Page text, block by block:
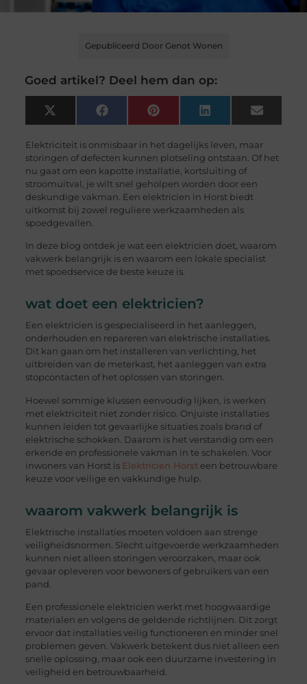
Gepubliceerd Door Genot Wonen
Goed artikel? Deel hem dan op:
X
(Twitter)
FacebookPinterest LinkedIn Email
Elektriciteit is onmisbaar in het dagelijks leven, maar
storingen of defecten kunnen plotseling ontstaan. Of het
nu gaat om een kapotte installatie, kortsluiting of
stroomuitval, je wilt snel geholpen worden door een
deskundige vakman. Een elektricien in Horst biedt
uitkomst bij zowel reguliere werkzaamheden als
spoedgevallen.
In deze blog ontdek je wat een elektricien doet, waarom
vakwerk belangrijk is en waarom een lokale specialist
met spoedservice de beste keuze is.
wat doet een elektricien?
Een elektricien is gespecialiseerd in het aanleggen,
onderhouden en repareren van elektrische installaties.
Dit kan gaan om het installeren van verlichting, het
uitbreiden van de meterkast, het aanleggen van extra
stopcontacten of het oplossen van storingen.
Hoewel sommige klussen eenvoudig lijken, is werken
met elektriciteit niet zonder risico. Onjuiste installaties
kunnen leiden tot gevaarlijke situaties zoals brand of
elektrische schokken. Daarom is het verstandig om een
erkende en professionele vakman in te schakelen. Voor
inwoners van Horst is Elektricien Horst een betrouwbare
keuze voor veilige en vakkundige hulp.
waarom vakwerk belangrijk is
Elektrische installaties moeten voldoen aan strenge
veiligheidsnormen. Slecht uitgevoerde werkzaamheden
kunnen niet alleen storingen veroorzaken, maar ook
gevaar opleveren voor bewoners of gebruikers van een
pand.
Een professionele elektricien werkt met hoogwaardige
materialen en volgens de geldende richtlijnen. Dit zorgt
ervoor dat installaties veilig functioneren en minder snel
problemen geven. Vakwerk betekent dus niet alleen een
snelle oplossing, maar ook een duurzame investering in
veiligheid en betrouwbaarheid.